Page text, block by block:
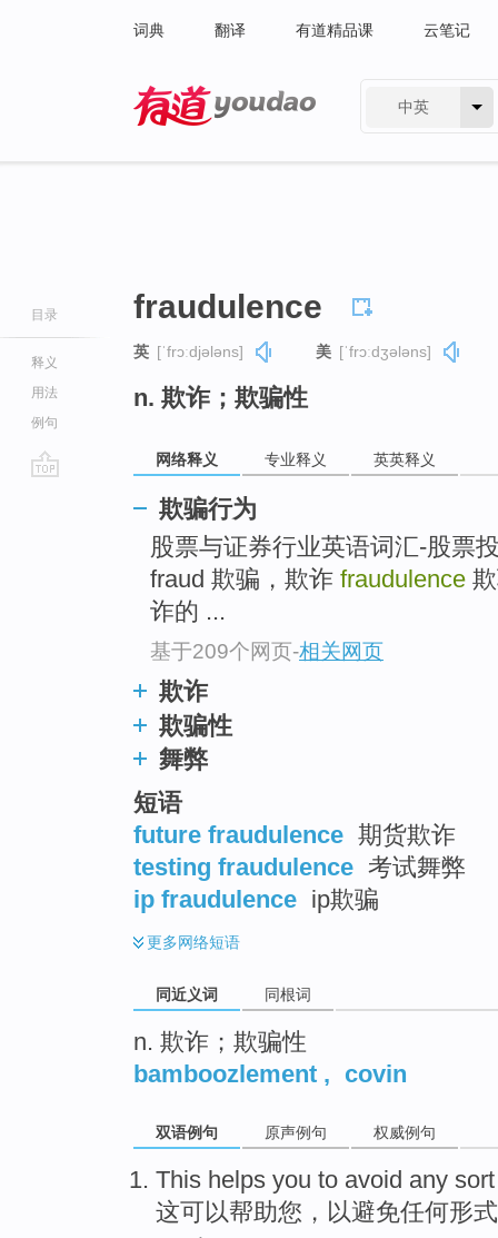
词典 翻译 有道精品课 云笔记
中英
目录
释义
用法
例句
fraudulence
英 [ˈfrɔːdjələns] 美 [ˈfrɔːdʒələns]
n. 欺诈；欺骗性
网络释义 专业释义 英英释义
欺骗行为
股票与证券行业英语词汇-股票
fraud 欺骗，欺诈 fraudulence
诈的 ...
基于209个网页-相关网页
欺诈
欺骗性
舞弊
短语
future fraudulence 期货欺诈
testing fraudulence 考试舞弊
ip fraudulence ip欺骗
更多网络短语
同近义词 同根词
n. 欺诈；欺骗性
bamboozlement , covin
双语例句 原声例句 权威例句
This helps you to avoid any sort
这可以帮助您 ， 以避免任何形式